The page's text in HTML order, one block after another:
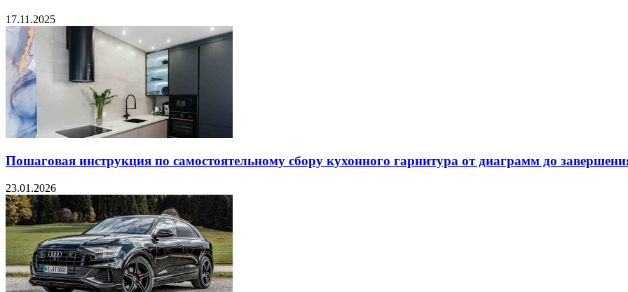
17.11.2025
Пошаговая инструкция по самостоятельному сбору кухонного гарнитура от диаграмм до
23.01.2026